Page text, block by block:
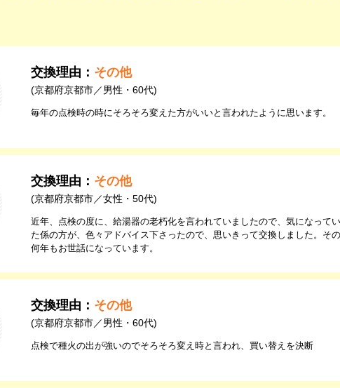
交換理由： その他
(京都府京都市／男性・60代)
毎年の点検時の時にそろそろ変えた方がいいと言われたように思います。
交換理由： その他
(京都府京都市／女性・50代)
近年、点検の度に、給湯器の老朽化を言われていましたので、気になって
た係の方が、色々アドバイス下さったので、思いきって交換しました。そ
何年もお世話になっています。
交換理由： その他
(京都府京都市／男性・60代)
点検で種火の出が強いのでそろそろ変え時と言われ、買い替えを決断